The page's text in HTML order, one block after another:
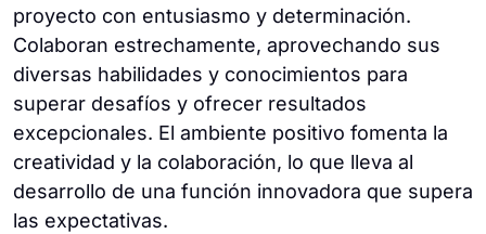
proyecto con entusiasmo y determinación.
Colaboran estrechamente, aprovechando sus
diversas habilidades y conocimientos para
superar desafíos y ofrecer resultados
excepcionales. El ambiente positivo fomenta la
creatividad y la colaboración, lo que lleva al
desarrollo de una función innovadora que supera
las expectativas.